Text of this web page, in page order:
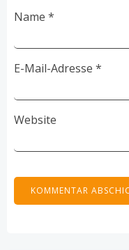
Name *
E-Mail-Adresse *
Website